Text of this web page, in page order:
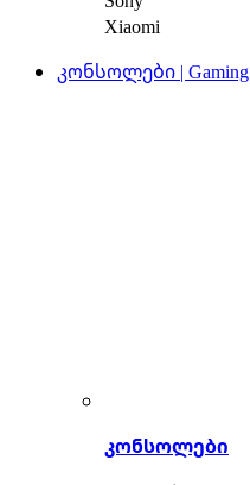
Xiaomi
კონსოლები | Gaming
კონსოლები